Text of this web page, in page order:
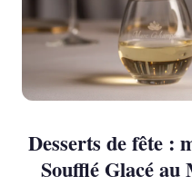
Desserts de fête :
Soufflé Glacé au